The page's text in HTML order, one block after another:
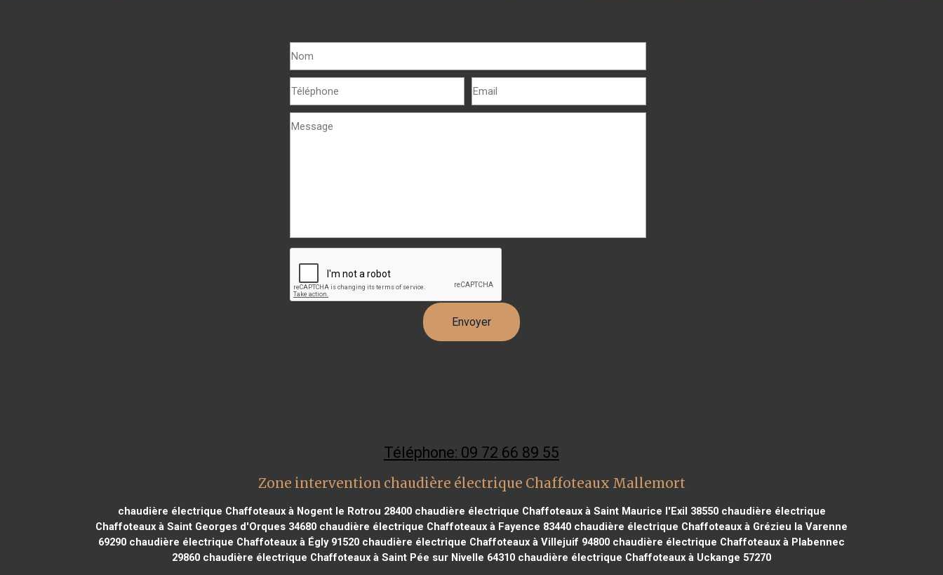
Téléphone: 09 72 66 89 55
Zone intervention chaudière électrique Chaffoteaux Mallemort
chaudière électrique Chaffoteaux à Nogent le Rotrou 28400chaudière électrique Chaffoteaux à Saint Maurice l'Exil 38550chaudière électrique
Chaffoteaux à Saint Georges d'Orques 34680 chaudière électrique Chaffoteaux à Fayence 83440 chaudière électrique Chaffoteaux à Grézieu la Varenne
69290 chaudière électrique Chaffoteaux à Égly 91520 chaudière électrique Chaffoteaux à Villejuif 94800 chaudière électrique Chaffoteaux à Plabennec
29860 chaudière électrique Chaffoteaux à Saint Pée sur Nivelle 64310 chaudière électrique Chaffoteaux à Uckange 57270